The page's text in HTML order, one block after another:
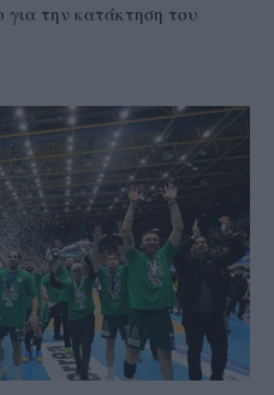
την κατάκτηση του